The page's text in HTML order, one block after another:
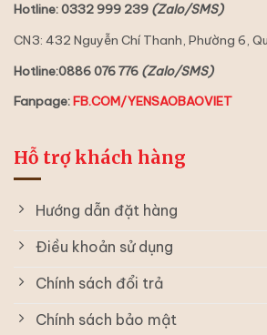
Hotline: 0332 999 239 (Zalo/SMS)
CN3: 432 Nguyễn Chí Thanh, Phường 6,
Hotline:0886 076 776 (Zalo/SMS)
Fanpage:FB.COM/YENSAOBAOVIET
Hỗ trợ khách hàng
Hướng dẫn đặt hàng
Điều khoản sử dụng
Chính sách đổi trả
Chính sách bảo mật